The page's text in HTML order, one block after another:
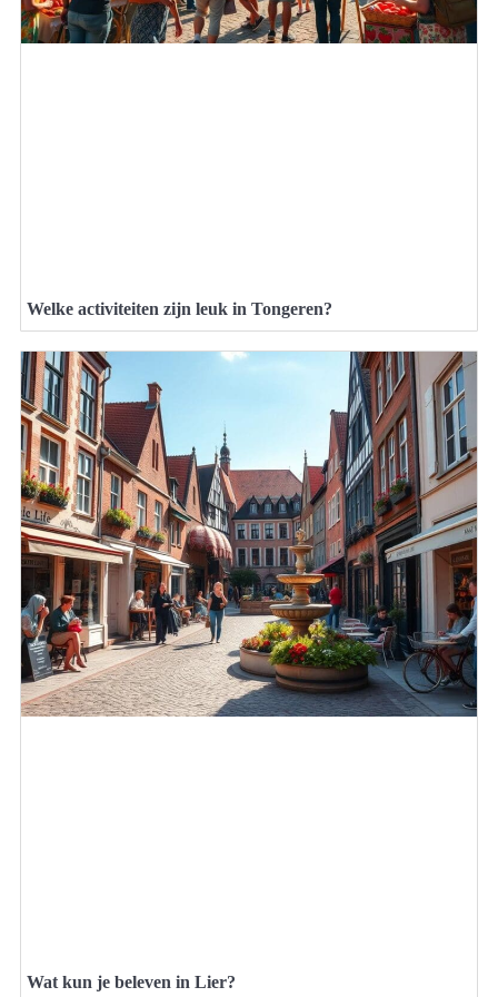
Welke activiteiten zijn leuk in Tongeren?
Wat kun je beleven in Lier?